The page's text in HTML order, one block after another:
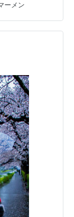
夕食も奢って
ーメン